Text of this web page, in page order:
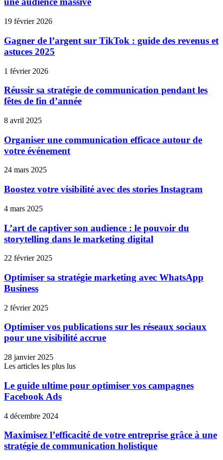
19 février 2026
Gagner de l’argent sur TikTok : guide des revenus et
astuces 2025
1 février 2026
Réussir sa stratégie de communication pendant les
fêtes de fin d’année
8 avril 2025
Organiser une communication efficace autour de
votre événement
24 mars 2025
Boostez votre visibilité avec des stories Instagram
4 mars 2025
L’art de captiver son audience : le pouvoir du
storytelling dans le marketing digital
22 février 2025
Optimiser sa stratégie marketing avec WhatsApp
Business
2 février 2025
Optimiser vos publications sur les réseaux sociaux
pour une visibilité accrue
28 janvier 2025
Les articles les plus lus
Le guide ultime pour optimiser vos campagnes
Facebook Ads
4 décembre 2024
Maximisez l’efficacité de votre entreprise grâce à une
stratégie de communication holistique